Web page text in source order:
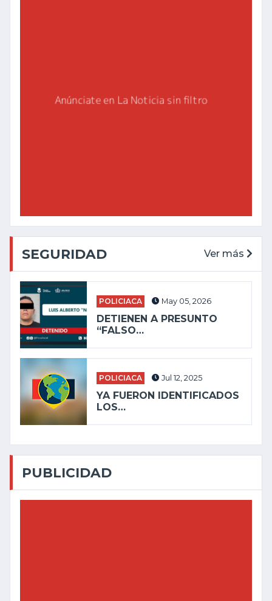
SEGURIDAD Ver más
POLICIACA May 05, 2026
DETIENEN A PRESUNTO
“FALSO…
POLICIACA Jul 12, 2025
YA FUERON IDENTIFICADOS
LOS…
PUBLICIDAD